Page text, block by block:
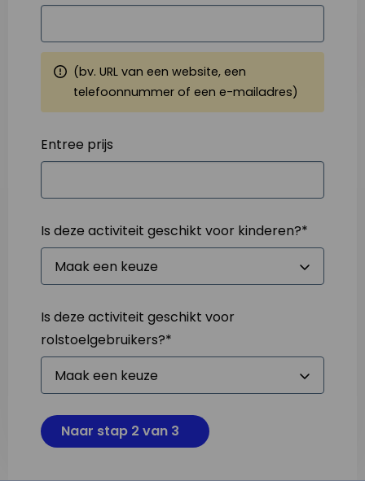
(bv. URL van een website, een
telefoonnummer of een e-mailadres)
Entree prijs
Is deze activiteit geschikt voor kinderen?*
Is deze activiteit geschikt voor
rolstoelgebruikers?*